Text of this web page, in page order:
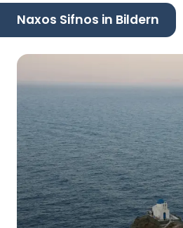
Naxos Sifnos in Bildern